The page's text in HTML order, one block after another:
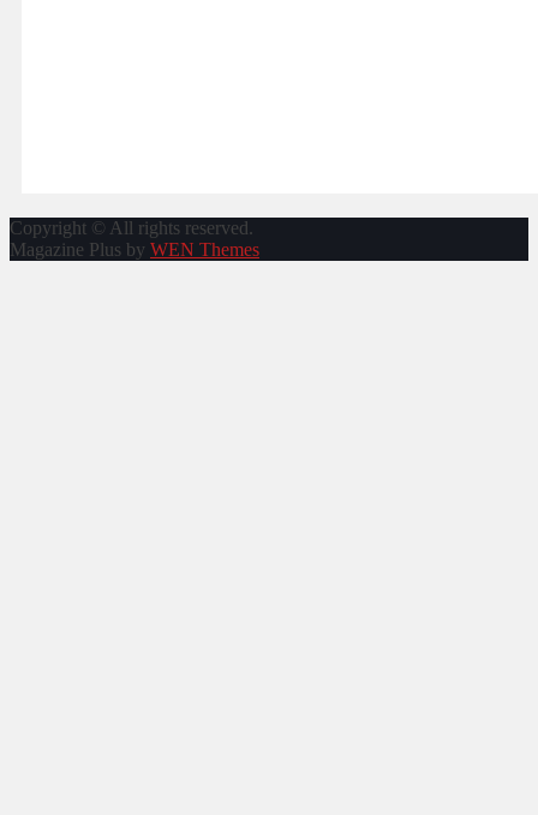
Copyright © All rights reserved.
Magazine Plus by WEN Themes